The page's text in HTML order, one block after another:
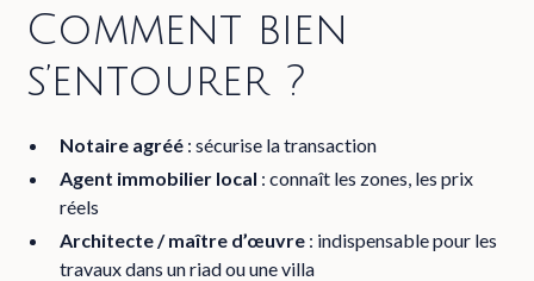
Comment bien
s’entourer ?
Notaire agréé : sécurise la transaction
Agent immobilier local : connaît les zones, les prix
réels
Architecte / maître d’œuvre : indispensable pour les
travaux dans un riad ou une villa